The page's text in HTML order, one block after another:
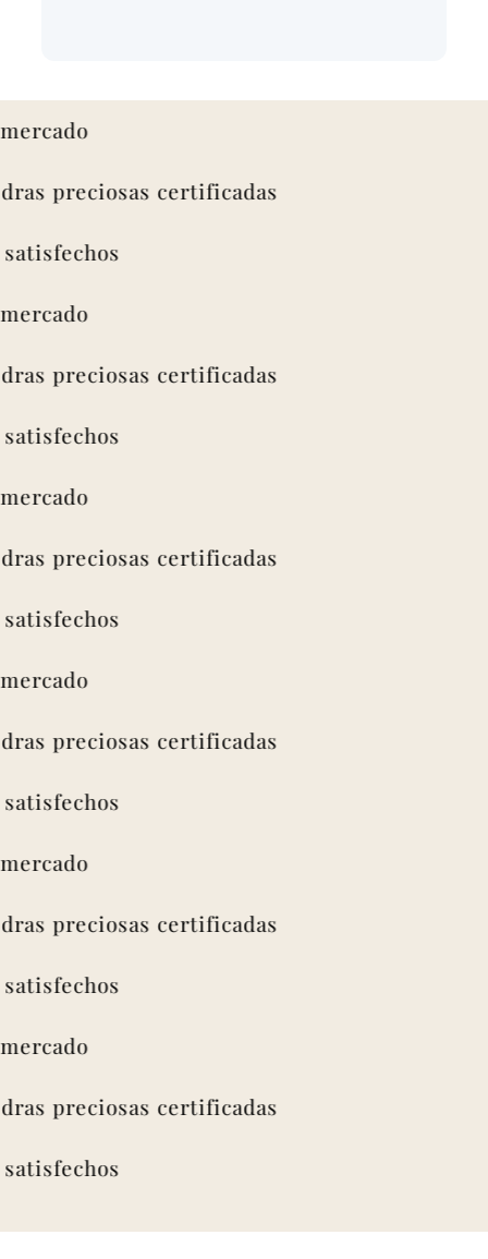
preciosas certificadas
preciosas certificadas
preciosas certificadas
preciosas certificadas
preciosas certificadas
preciosas certificadas